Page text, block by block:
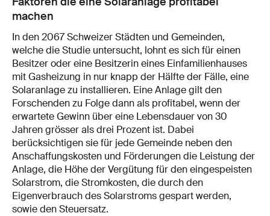
machen
In den 2067 Schweizer Städten und Gemeinden,
welche die Studie untersucht, lohnt es sich für einen
Besitzer oder eine Besitzerin eines Einfamilienhauses
mit Gasheizung in nur knapp der Hälfte der Fälle, eine
Solaranlage zu installieren. Eine Anlage gilt den
Forschenden zu Folge dann als profitabel, wenn der
erwartete Gewinn über eine Lebensdauer von 30
Jahren grösser als drei Prozent ist. Dabei
berücksichtigen sie für jede Gemeinde neben den
Anschaffungskosten und Förderungen die Leistung der
Anlage, die Höhe der Vergütung für den eingespeisten
Solarstrom, die Stromkosten, die durch den
Eigenverbrauch des Solarstroms gespart werden,
sowie den Steuersatz.